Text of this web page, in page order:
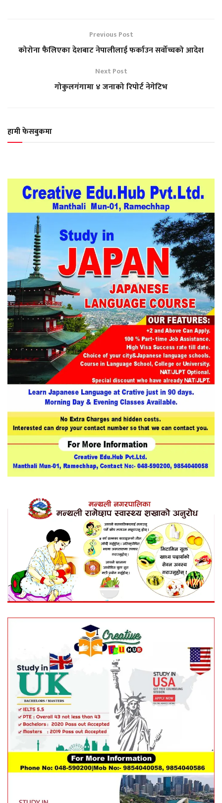
Previous Post
कोरोना फैलिएका देशबाट नेपालीलाई फर्काउन सर्वोच्चको आदेश
Next Post
गोकुलगंगामा ४ जनाको रिपोर्ट नेगेटिभ
हामी फेसबुकमा